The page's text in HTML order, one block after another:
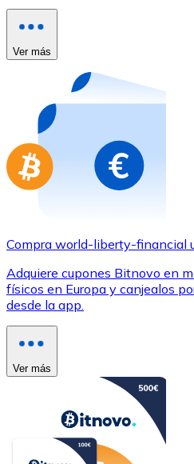
Compra tarjetas regalo
Ir a la tienda de tarjetas
Ver más
Compra world-liberty-financial
Adquiere cupones Bitnovo en
físicos en Europa y canjealos
desde la app.
Ver más